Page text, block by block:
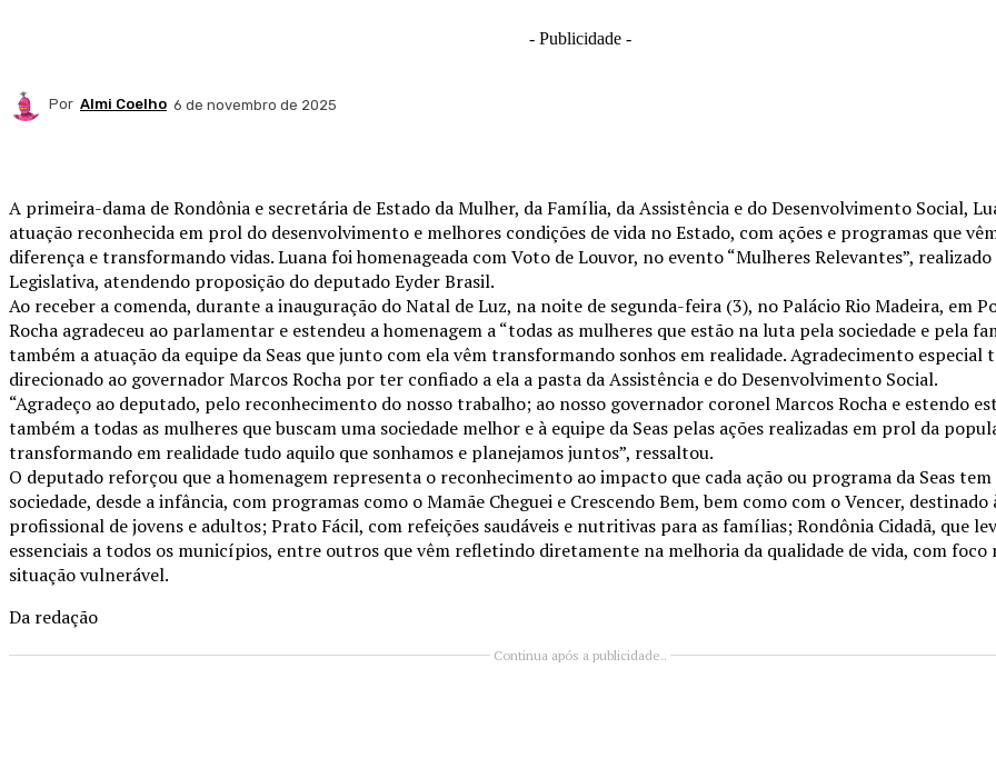
- Publicidade -
Por Almi Coelho 6 de novembro de 2025
A primeira-dama de Rondônia e secretária de Estado da Mulher, da Família, da Assistência e do Desenvolvimento Social,
atuação reconhecida em prol do desenvolvimento e melhores condições de vida no Estado, com ações e programas que
diferença e transformando vidas. Luana foi homenageada com Voto de Louvor, no evento “Mulheres Relevantes”,
Legislativa, atendendo proposição do deputado Eyder Brasil.
Ao receber a comenda, durante a inauguração do Natal de Luz, na noite de segunda-feira (3), no Palácio Rio Madeira, em
Rocha agradeceu ao parlamentar e estendeu a homenagem a “todas as mulheres que estão na luta pela sociedade e pela
também a atuação da equipe da Seas que junto com ela vêm transformando sonhos em realidade. Agradecimento especial
direcionado ao governador Marcos Rocha por ter confiado a ela a pasta da Assistência e do Desenvolvimento Social.
“Agradeço ao deputado, pelo reconhecimento do nosso trabalho; ao nosso governador coronel Marcos Rocha e estendo
também a todas as mulheres que buscam uma sociedade melhor e à equipe da Seas pelas ações realizadas em prol da
transformando em realidade tudo aquilo que sonhamos e planejamos juntos”, ressaltou.
O deputado reforçou que a homenagem representa o reconhecimento ao impacto que cada ação ou programa da Seas tem
sociedade, desde a infância, com programas como o Mamãe Cheguei e Crescendo Bem, bem como com o Vencer, destinado
profissional de jovens e adultos; Prato Fácil, com refeições saudáveis e nutritivas para as famílias; Rondônia Cidadã, que
essenciais a todos os municípios, entre outros que vêm refletindo diretamente na melhoria da qualidade de vida, com foco
situação vulnerável.
Da redação
Continua após a publicidade..